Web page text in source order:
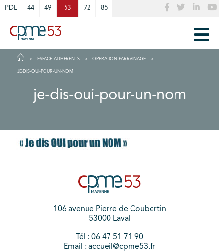
PDL 44 49 53 72 85
ESPACE ADHÉRENTS OPÉRATION PARRAINAGE
JE-DIS-OUI-POUR-UN-NOM
je-dis-oui-pour-un-nom
106 avenue Pierre de Coubertin
53000 Laval
Tél : 06 47 51 71 90
Email : accueil@cpme53.fr
Cookies management panel